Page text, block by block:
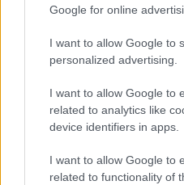
Google for online
I want to allow Google to
personalized advertising.
I want to allow Google to
related to analytics like
device identifiers in apps.
I want to allow Google to
related to functionality of
Ajánlott bejegyzések:
41 nap..